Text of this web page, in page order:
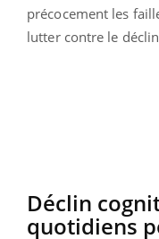
précocement les
lutter contre le
Déclin
quotidiens